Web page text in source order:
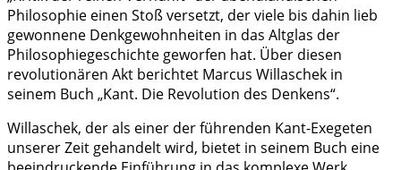
Philosophie einen Stoß versetzt, der viele bis dahin lieb
gewonnene Denkgewohnheiten in das Altglas der
Philosophiegeschichte geworfen hat. Über diesen
revolutionären Akt berichtet Marcus Willaschek in
seinem Buch „Kant. Die Revolution des Denkens“.
Willaschek, der als einer der führenden Kant-Exegeten
unserer Zeit gehandelt wird, bietet in seinem Buch eine